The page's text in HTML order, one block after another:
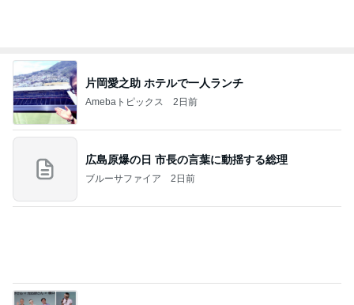
片岡愛之助 ホテルで一人ランチ
Amebaトピックス 2日前
広島原爆の日 市長の言葉に動揺する総理
ブルーサファイア 2日前